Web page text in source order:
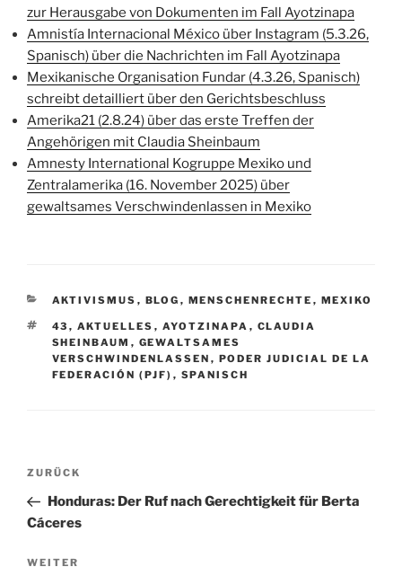
zur Herausgabe von Dokumenten im Fall Ayotzinapa
Amnistía Internacional México über Instagram (5.3.26,
Spanisch) über die Nachrichten im Fall Ayotzinapa
Mexikanische Organisation Fundar (4.3.26, Spanisch)
schreibt detailliert über den Gerichtsbeschluss
Amerika21 (2.8.24) über das erste Treffen der
Angehörigen mit Claudia Sheinbaum
Amnesty International Kogruppe Mexiko und
Zentralamerika (16. November 2025) über
gewaltsames Verschwindenlassen in Mexiko
KATEGORIEN
AKTIVISMUS , BLOG , MENSCHENRECHTE , MEXIKO
SCHLAGWÖRTER
43 , AKTUELLES , AYOTZINAPA , CLAUDIA
SHEINBAUM , GEWALTSAMES
VERSCHWINDENLASSEN , PODER JUDICIAL DE LA
FEDERACIÓN (PJF) , SPANISCH
Beitragsnavigation
Vorheriger
Beitrag
ZURÜCK
Honduras: Der Ruf nach Gerechtigkeit für Berta
Cáceres
WEITER